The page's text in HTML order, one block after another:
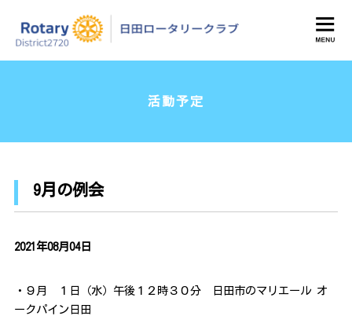
日田ロータリークラブ
活動予定
9月の例会
2021年08月04日
・９月 １日（水）午後１２時３０分 日田市のマリエール オ
ークパイン日田